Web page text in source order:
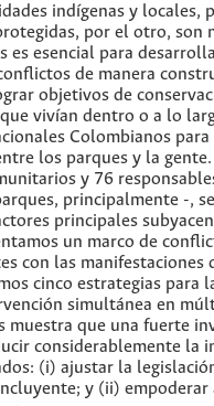
indígenas y locales,
por el otro, son
es esencial para
de manera
objetivos de
vivían dentro o a lo
Colombianos
los parques y la gente.
y 76
principalmente -,
principales
un marco de
con las manifestaciones
cinco estrategias para
simultánea en
muestra que una fuerte
considerablemente la
(i) ajustar la
y (ii) empoderar